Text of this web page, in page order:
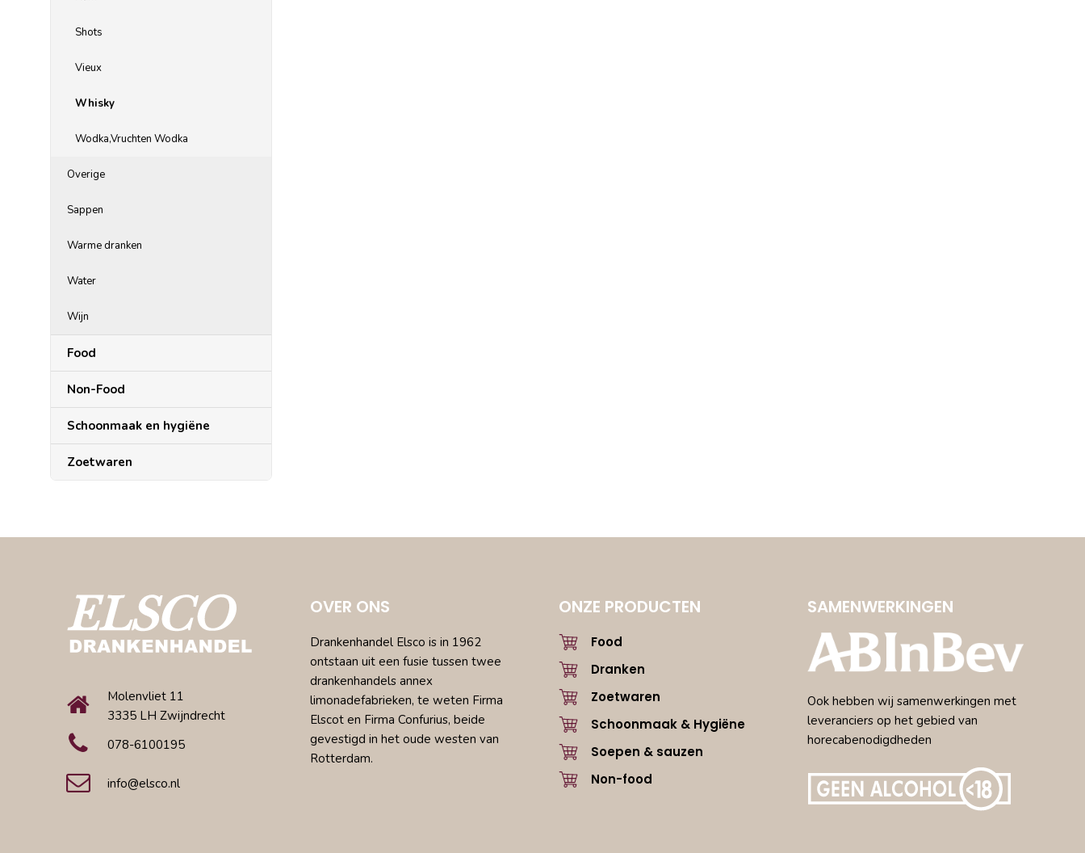
Shots
Vieux
Whisky
Wodka,Vruchten Wodka
Overige
Sappen
Warme dranken
Water
Wijn
Food
Non-Food
Schoonmaak en hygiëne
Zoetwaren
Molenvliet 11
3335 LH Zwijndrecht
078-6100195
info@elsco.nl
OVER ONS
Drankenhandel Elsco is in 1962
ontstaan uit een fusie tussen twee
drankenhandels annex
limonadefabrieken, te weten Firma
Elscot en Firma Confurius, beide
gevestigd in het oude westen van
Rotterdam.
ONZE PRODUCTEN
Food
Dranken
Zoetwaren
Schoonmaak & Hygiëne
Soepen & sauzen
Non-food
SAMENWERKINGEN
Ook hebben wij samenwerkingen met
leveranciers op het gebied van
horecabenodigdheden